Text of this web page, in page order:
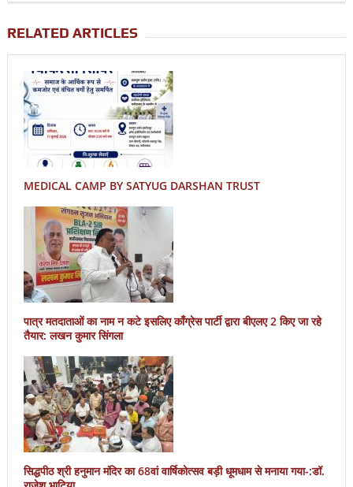
RELATED ARTICLES
MEDICAL CAMP BY SATYUG DARSHAN TRUST
पात्र मतदाताओं का नाम न कटे इसलिए काँग्रेस पार्टी द्वारा बीएलए 2 किए जा रहे
तैयार: लखन कुमार सिंगला
सिद्धपीठ श्री हनुमान मंदिर का 68वां वार्षिकोत्सव बड़ी धूमधाम से मनाया गया-:डॉ.